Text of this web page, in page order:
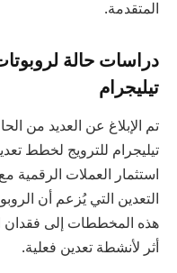
المتقدمة.
دراسات حالة
تيليجرام
تم الإبلاغ عن العديد من
تيليجرام للترويج لخطط
استثمار العملات الرقمية
التعدين التي يُزعم أن
هذه المخططات إلى فقدان
أثر لأنشطة تعدين فعلية.